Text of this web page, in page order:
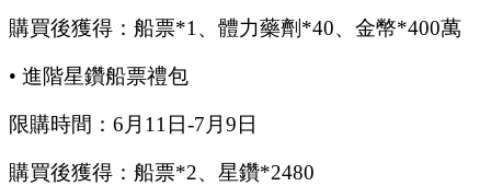
購買後獲得：船票*1、體力藥劑*40、金幣*400萬
• 進階星鑽船票禮包
限購時間： 6月 11 日-7月 9 日
購買後獲得：船票*2、星鑽*2480